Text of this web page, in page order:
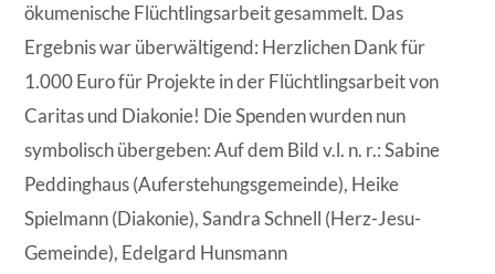
ökumenische Flüchtlingsarbeit gesammelt. Das
Ergebnis war überwältigend: Herzlichen Dank für
1.000 Euro für Projekte in der Flüchtlingsarbeit von
Caritas und Diakonie! Die Spenden wurden nun
symbolisch übergeben: Auf dem Bild v.l. n. r.: Sabine
Peddinghaus (Auferstehungsgemeinde), Heike
Spielmann (Diakonie), Sandra Schnell (Herz-Jesu-
Gemeinde), Edelgard Hunsmann